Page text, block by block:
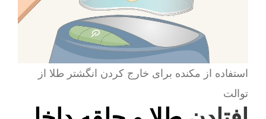
استفاده از مکنده برای خارج کردن انگشتر طلا از
توالت